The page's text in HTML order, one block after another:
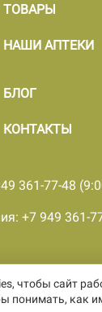
ТОВАРЫ
НАШИ АПТЕКИ
БЛОГ
КОНТАКТЫ
361-77-48
+7 949 361-
защищены,
9308009362
чтобы сайт
понимать, как